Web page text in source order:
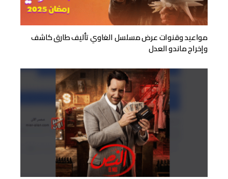
مواعيد وقنوات عرض مسلسل الغاوي تأليف طارق كاشف
وإخراج ماندو العدل